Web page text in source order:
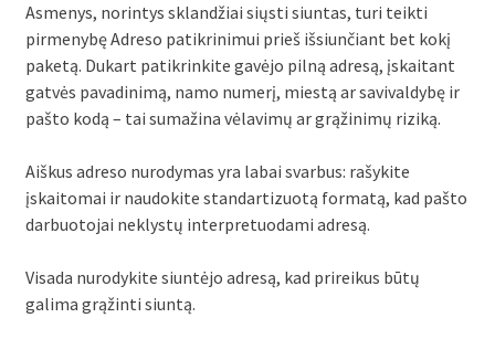
Asmenys, norintys sklandžiai siųsti siuntas, turi teikti
pirmenybę Adreso patikrinimui prieš išsiunčiant bet kokį
paketą. Dukart patikrinkite gavėjo pilną adresą, įskaitant
gatvės pavadinimą, namo numerį, miestą ar savivaldybę ir
pašto kodą – tai sumažina vėlavimų ar grąžinimų riziką.
Aiškus adreso nurodymas yra labai svarbus: rašykite
įskaitomai ir naudokite standartizuotą formatą, kad pašto
darbuotojai neklystų interpretuodami adresą.
Visada nurodykite siuntėjo adresą, kad prireikus būtų
galima grąžinti siuntą.